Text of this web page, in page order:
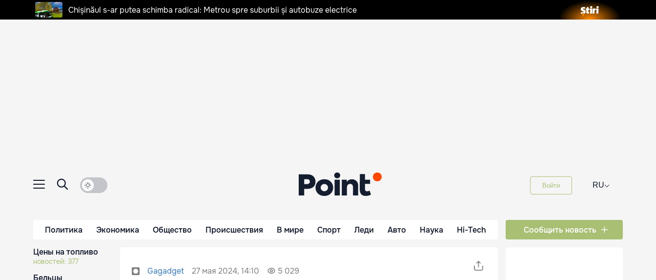
Chișinăul s-ar putea schimba radical: Metrou spre suburbii și autobuze electrice
Войти RU⌵
Политика Экономика Общество Происшествия В мире Спорт Леди Авто Наука Hi-Tech Сообщить новость
Цены на топливо
новостей: 377
Бельцы
Gagadget 27 мая 2024, 14:10 5 029